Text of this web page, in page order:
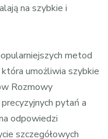
na szybkie i
metod
umożliwia szybkie
Rozmowy
pytań a
odpowiedzi
szczegółowych